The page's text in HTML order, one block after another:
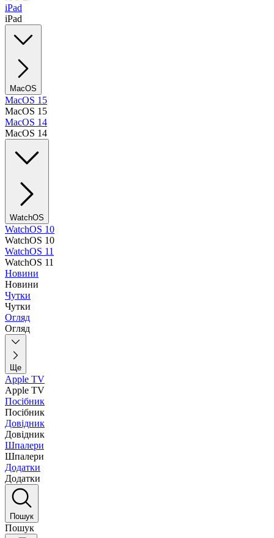
iPad
iPad
MacOS
MacOS 15
MacOS 15
MacOS 14
MacOS 14
WatchOS
WatchOS 10
WatchOS 10
WatchOS 11
WatchOS 11
Новини
Новини
Чутки
Чутки
Огляд
Огляд
Ще
Apple TV
Apple TV
Посібник
Посібник
Довідник
Довідник
Шпалери
Шпалери
Додатки
Додатки
Пошук
Пошук